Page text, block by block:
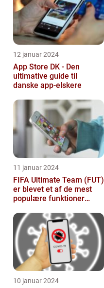
12 januar 2024
App Store DK - Den
ultimative guide til
danske app-elskere
11 januar 2024
FIFA Ultimate Team (FUT)
er blevet et af de mest
populære funktioner
franchisen, og d...
10 januar 2024